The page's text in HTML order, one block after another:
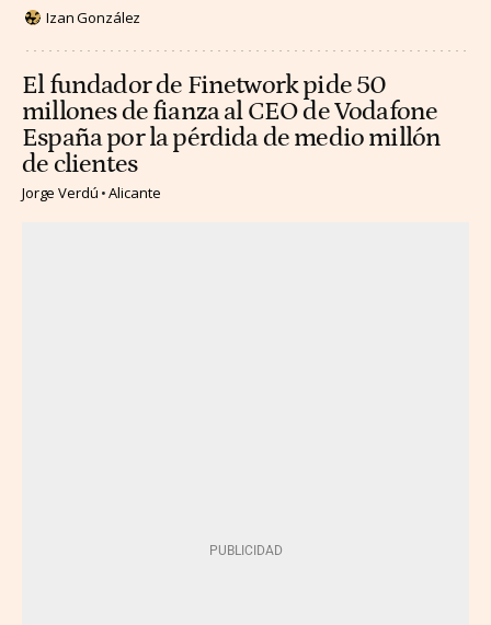
Izan González
El fundador de Finetwork pide 50
millones de fianza al CEO de Vodafone
España por la pérdida de medio millón
de clientes
Jorge Verdú Alicante